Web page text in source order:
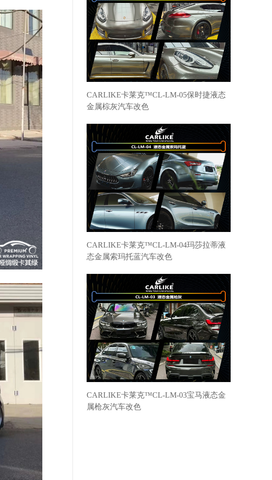
CARLIKE卡莱克™CL-LM-05保时捷液态
金属棕灰汽车改色
CARLIKE卡莱克™CL-LM-04玛莎拉蒂液
态金属索玛托蓝汽车改色
CARLIKE卡莱克™CL-LM-03宝马液态金
属枪灰汽车改色